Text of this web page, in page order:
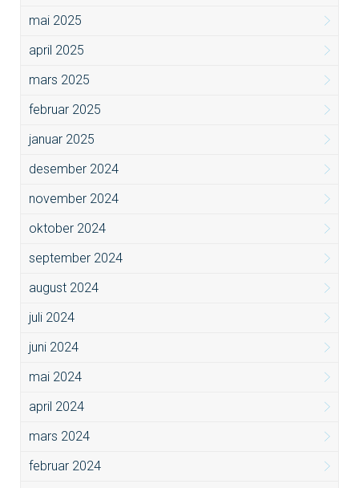
mai 2025
april 2025
mars 2025
februar 2025
januar 2025
desember 2024
november 2024
oktober 2024
september 2024
august 2024
juli 2024
juni 2024
mai 2024
april 2024
mars 2024
februar 2024